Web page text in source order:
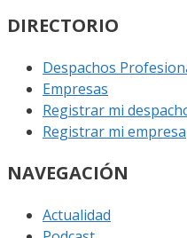
DIRECTORIO
Despachos
Empresas
Registrar mi
Registrar mi empresa
NAVEGACIÓN
Actualidad